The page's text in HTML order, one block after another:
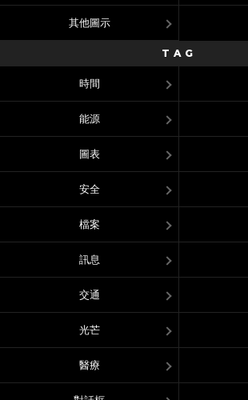
其他圖示
TAG
時間
能源
圖表
安全
檔案
訊息
交通
光芒
醫療